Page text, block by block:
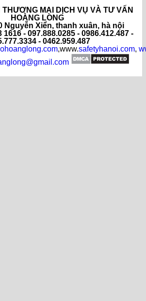
THƯƠNG MẠI DỊCH VỤ VÀ TƯ VẤN
HOÀNG LONG
Nguyễn Xiển, thanh xuân, hà nội
1616 - 097.888.0285 - 0986.412.487 -
- 0462.959.487
,www.safetyhanoi.com,